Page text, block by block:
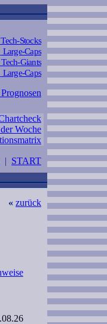
Tech-Stocks
Large-Caps
Tech-Giants
Large-Caps
Woche
« zurück
| START